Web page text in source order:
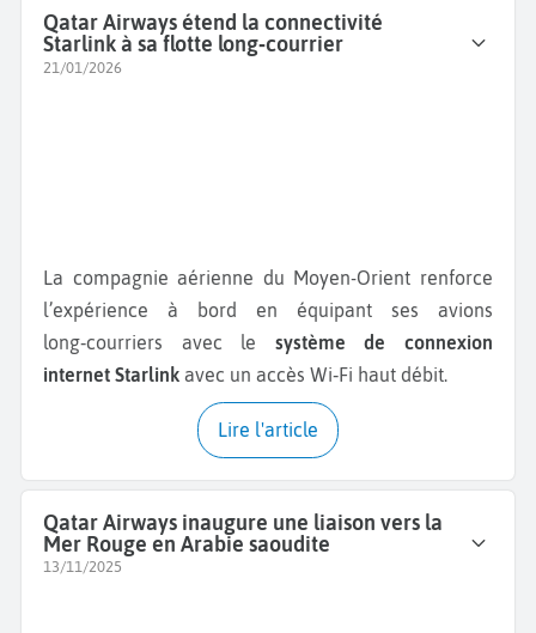
Qatar Airways étend la connectivité
Starlink à sa flotte long‑courrier
21/01/2026
La compagnie aérienne du Moyen-Orient renforce
l’expérience à bord en équipant ses avions
long‑courriers avec le système de connexion
internet Starlink avec un accès Wi‑Fi haut débit.
Lire l'article
Qatar Airways inaugure une liaison vers la
Mer Rouge en Arabie saoudite
13/11/2025